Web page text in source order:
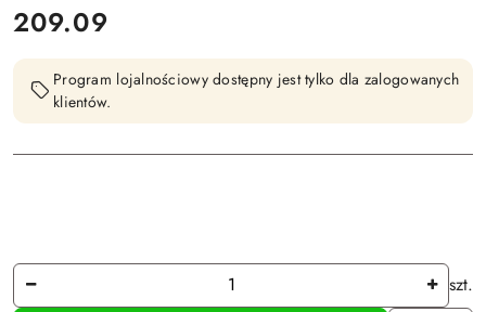
cena:
209.09
Program lojalnościowy dostępny jest tylko dla zalogowanych
klientów.
Ilość
szt.